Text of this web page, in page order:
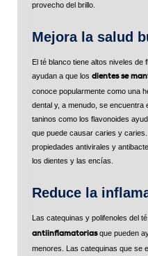
provecho del brillo.
Mejora la salud
El té blanco tiene altos niveles
ayudan a que los dientes se
conoce popularmente como una
dental y, a menudo, se encuentra
taninos como los flavonoides
que puede causar caries y
propiedades antivirales y
los dientes y las encías.
Reduce la
Las catequinas y polifenoles del
antiinflamatoriasque pueden
menores. Las catequinas que se